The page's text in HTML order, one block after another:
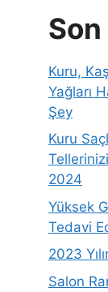
Son
Kuru,
Yağları
Şey
Kuru
2024
Yüksek
Tedavi
2023
Salon